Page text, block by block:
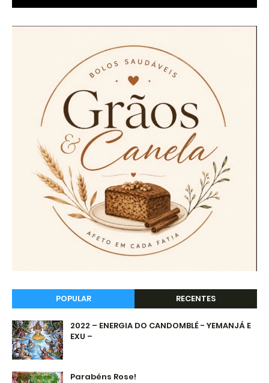
POPULAR RECENTES
2022 – ENERGIA DO CANDOMBLÉ - YEMANJÁ E
EXU –
Parabéns Rose!